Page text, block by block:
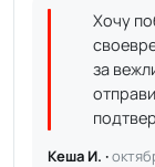
Хочу
за
Кеша И. ·